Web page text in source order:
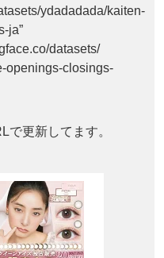
ydadadada/kaiten-
ja”
datasets/
openings-closings-
で更新してます。